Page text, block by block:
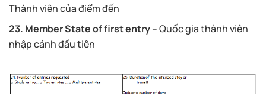
Thành viên của điểm đến
23. Member State of first entry –Quốc gia thành viên
nhập cảnh đầu tiên